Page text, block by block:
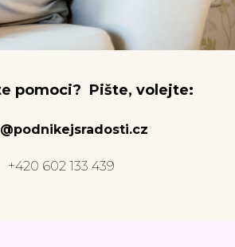
pomoci? Pište, volejte:
+420 602 133 439